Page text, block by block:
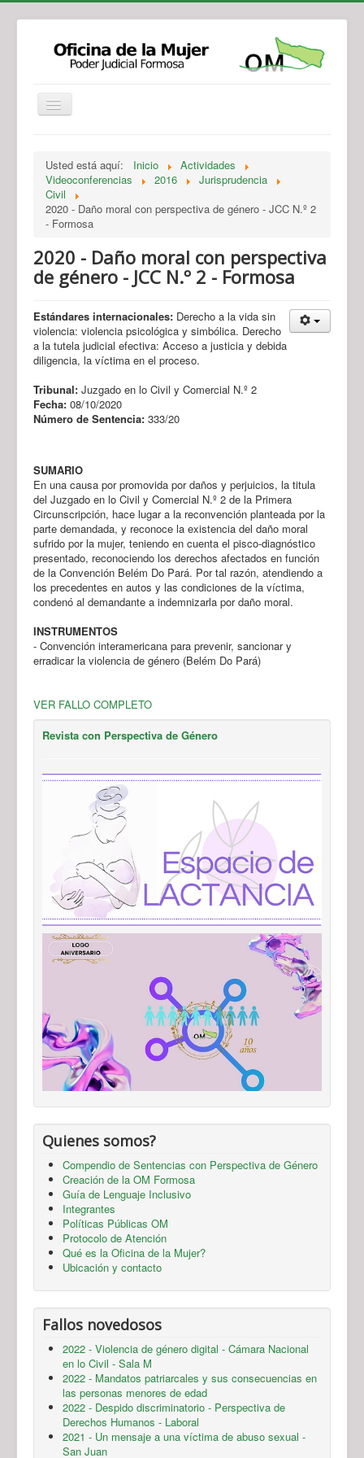
Legislación
Novedades
Recursos y Servicios de Atención
Usted está aquí: Inicio
Actividades
Videoconferencias
2016
Jurisprudencia
Civil
2020 - Daño moral con perspectiva de género - JCC N.º 2
- Formosa
2020 - Daño moral con perspectiva
de género - JCC N.º 2 - Formosa
Estándares internacionales: Derecho a la vida sin
violencia: violencia psicológica y simbólica. Derecho
a la tutela judicial efectiva: Acceso a justicia y debida
diligencia, la víctima en el proceso.
Tribunal: Juzgado en lo Civil y Comercial N.º 2
Fecha: 08/10/2020
Número de Sentencia: 333/20
SUMARIO
En una causa por promovida por daños y perjuicios, la titula
del Juzgado en lo Civil y Comercial N.º 2 de la Primera
Circunscripción, hace lugar a la reconvención planteada por la
parte demandada, y reconoce la existencia del daño moral
sufrido por la mujer, teniendo en cuenta el pisco-diagnóstico
presentado, reconociendo los derechos afectados en función
de la Convención Belém Do Pará. Por tal razón, atendiendo a
los precedentes en autos y las condiciones de la víctima,
condenó al demandante a indemnizarla por daño moral.
INSTRUMENTOS
- Convención interamericana para prevenir, sancionar y
erradicar la violencia de género (Belém Do Pará)
VER FALLO COMPLETO
Revista con Perspectiva de Género
Quienes somos?
Compendio de Sentencias con Perspectiva de Género
Creación de la OM Formosa
Guía de Lenguaje Inclusivo
Integrantes
Políticas Públicas OM
Protocolo de Atención
Qué es la Oficina de la Mujer?
Ubicación y contacto
Fallos novedosos
2022 - Violencia de género digital - Cámara Nacional
en lo Civil - Sala M
2022 - Mandatos patriarcales y sus consecuencias en
las personas menores de edad
2022 - Despido discriminatorio - Perspectiva de
Derechos Humanos - Laboral
2021 - Un mensaje a una víctima de abuso sexual -
San Juan